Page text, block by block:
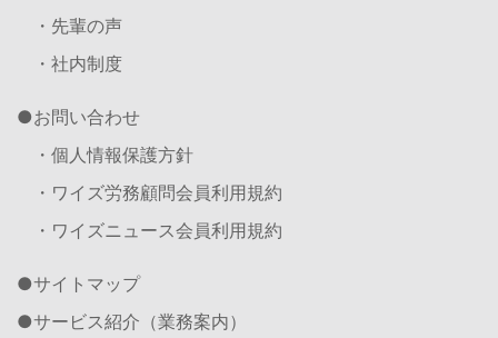
・先輩の声
・社内制度
お問い合わせ
・個人情報保護方針
・ワイズ労務顧問会員利用規約
・ワイズニュース会員利用規約
サイトマップ
サービス紹介（業務案内）